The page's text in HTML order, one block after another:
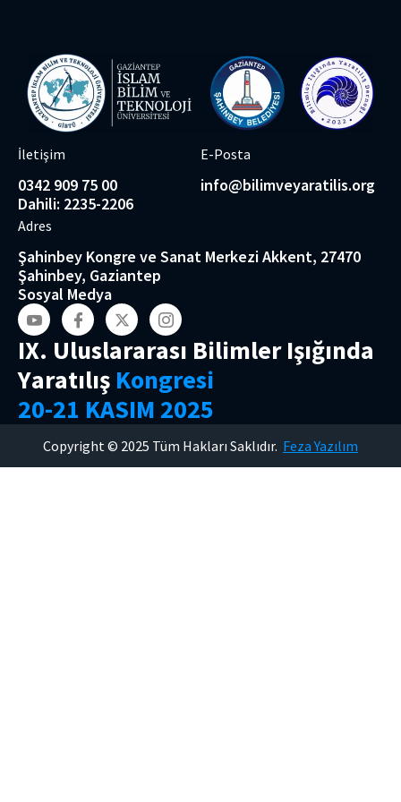
İletişim
0342 909 75 00
Dahili: 2235-2206
E-Posta
info@bilimveyaratilis.org
Adres
Şahinbey Kongre ve Sanat Merkezi Akkent, 27470
Şahinbey, Gaziantep
Sosyal Medya
IX. Uluslararası Bilimler Işığında
Yaratılış Kongresi
20-21 KASIM 2025
Copyright © 2025 Tüm Hakları Saklıdır. Feza Yazılım